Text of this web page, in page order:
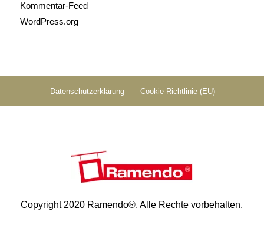
Kommentar-Feed
WordPress.org
Datenschutzerklärung Cookie-Richtlinie (EU)
Copyright 2020 Ramendo®. Alle Rechte vorbehalten.